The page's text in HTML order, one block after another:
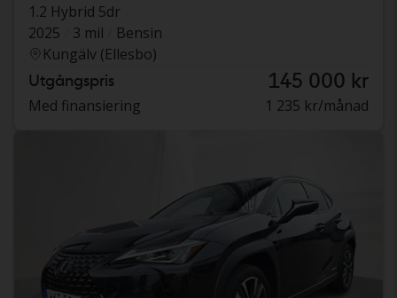
1.2 Hybrid 5dr
2025
3 mil
Bensin
Kungälv (Ellesbo)
Utgångspris 145 000 kr
Med finansiering 1 235 kr/månad